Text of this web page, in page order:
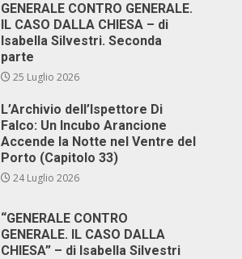
GENERALE CONTRO GENERALE.
IL CASO DALLA CHIESA – di
Isabella Silvestri. Seconda
parte
25 Luglio 2026
L’Archivio dell’Ispettore Di
Falco: Un Incubo Arancione
Accende la Notte nel Ventre del
Porto (Capitolo 33)
24 Luglio 2026
“GENERALE CONTRO
GENERALE. IL CASO DALLA
CHIESA” – di Isabella Silvestri